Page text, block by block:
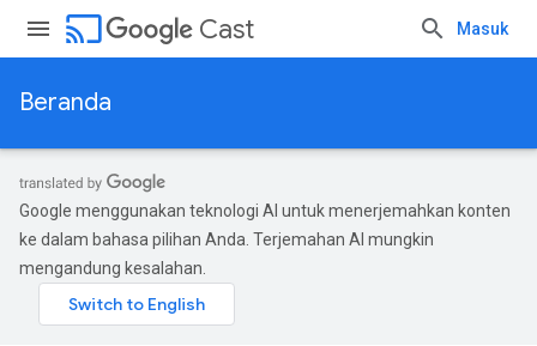
cast Cast Masuk
Beranda
Google menggunakan teknologi AI untuk menerjemahkan konten
ke dalam bahasa pilihan Anda. Terjemahan AI mungkin
mengandung kesalahan.